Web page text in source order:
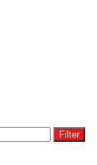
Filter